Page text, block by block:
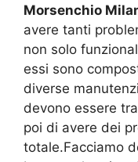
Morsenchio
avere tanti
non solo
essi sono
diverse
devono essere
poi di avere dei
totale.Facciamo